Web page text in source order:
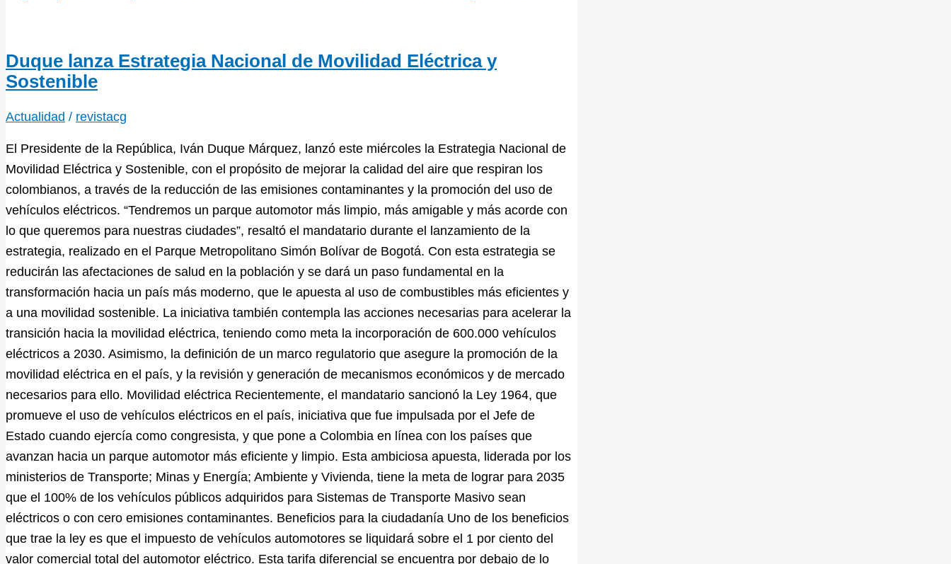
Duque lanza Estrategia Nacional de Movilidad Eléctrica y
Sostenible
Actualidad / revistacg
El Presidente de la República, Iván Duque Márquez, lanzó este miércoles la Estrategia Nacional de
Movilidad Eléctrica y Sostenible, con el propósito de mejorar la calidad del aire que respiran los
colombianos, a través de la reducción de las emisiones contaminantes y la promoción del uso de
vehículos eléctricos. “Tendremos un parque automotor más limpio, más amigable y más acorde con
lo que queremos para nuestras ciudades”, resaltó el mandatario durante el lanzamiento de la
estrategia, realizado en el Parque Metropolitano Simón Bolívar de Bogotá. Con esta estrategia se
reducirán las afectaciones de salud en la población y se dará un paso fundamental en la
transformación hacia un país más moderno, que le apuesta al uso de combustibles más eficientes y
a una movilidad sostenible. La iniciativa también contempla las acciones necesarias para acelerar la
transición hacia la movilidad eléctrica, teniendo como meta la incorporación de 600.000 vehículos
eléctricos a 2030. Asimismo, la definición de un marco regulatorio que asegure la promoción de la
movilidad eléctrica en el país, y la revisión y generación de mecanismos económicos y de mercado
necesarios para ello. Movilidad eléctrica Recientemente, el mandatario sancionó la Ley 1964, que
promueve el uso de vehículos eléctricos en el país, iniciativa que fue impulsada por el Jefe de
Estado cuando ejercía como congresista, y que pone a Colombia en línea con los países que
avanzan hacia un parque automotor más eficiente y limpio. Esta ambiciosa apuesta, liderada por los
ministerios de Transporte; Minas y Energía; Ambiente y Vivienda, tiene la meta de lograr para 2035
que el 100% de los vehículos públicos adquiridos para Sistemas de Transporte Masivo sean
eléctricos o con cero emisiones contaminantes. Beneficios para la ciudadanía Uno de los beneficios
que trae la ley es que el impuesto de vehículos automotores se liquidará sobre el 1 por ciento del
valor comercial total del automotor eléctrico. Esta tarifa diferencial se encuentra por debajo de lo